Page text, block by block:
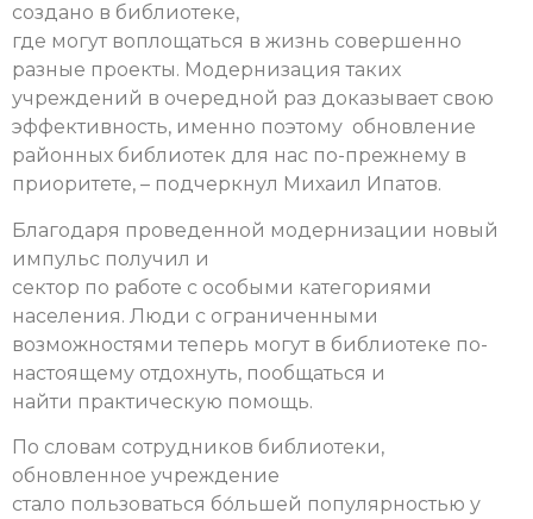
создано в библиотеке,
где могут воплощаться в жизнь совершенно
разные проекты. Модернизация таких
учреждений в очередной раз доказывает свою
эффективность, именно поэтому обновление
районных библиотек для нас по-прежнему в
приоритете, – подчеркнул Михаил Ипатов.
Благодаря проведенной модернизации новый
импульс получил и
сектор по работе с особыми категориями
населения. Люди с ограниченными
возможностями теперь могут в библиотеке по-
настоящему отдохнуть, пообщаться и
найти практическую помощь.
По словам сотрудников библиотеки,
обновленное учреждение
стало пользоваться бо́льшей популярностью у